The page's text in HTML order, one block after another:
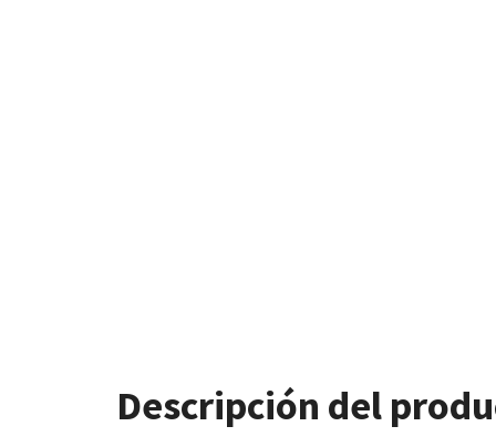
Descripción del